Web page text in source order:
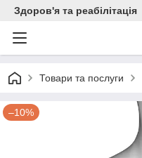
Здоров'я та реабілітація
Товари та послуги
–10%